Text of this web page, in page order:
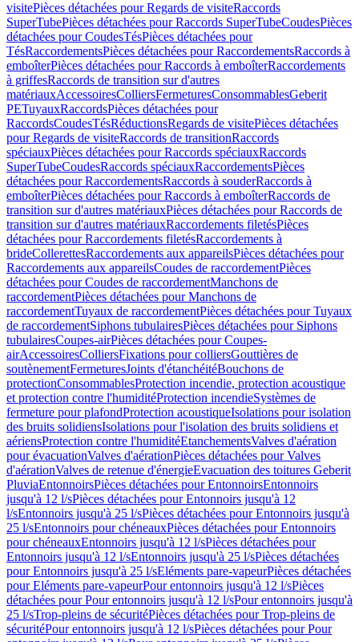
visitePièces détachées pour Regards de visiteRaccords
SuperTubePièces détachées pour Raccords SuperTubeCoudesPièces
détachées pour CoudesTésPièces détachées pour
TésRaccordementsPièces détachées pour RaccordementsRaccords à
emboîterPièces détachées pour Raccords à emboîterRaccordements
à griffesRaccords de transition sur d'autres
matériauxAccessoiresColliersFermeturesConsommablesGeberit
PETuyauxRaccordsPièces détachées pour
RaccordsCoudesTésRéductionsRegards de visitePièces détachées
pour Regards de visiteRaccords de transitionRaccords
spéciauxPièces détachées pour Raccords spéciauxRaccords
SuperTubeCoudesRaccords spéciauxRaccordementsPièces
détachées pour RaccordementsRaccords à souderRaccords à
emboîterPièces détachées pour Raccords à emboîterRaccords de
transition sur d'autres matériauxPièces détachées pour Raccords de
transition sur d'autres matériauxRaccordements filetésPièces
détachées pour Raccordements filetésRaccordements à
brideCollerettesRaccordements aux appareilsPièces détachées pour
Raccordements aux appareilsCoudes de raccordementPièces
détachées pour Coudes de raccordementManchons de
raccordementPièces détachées pour Manchons de
raccordementTuyaux de raccordementPièces détachées pour Tuyaux
de raccordementSiphons tubulairesPièces détachées pour Siphons
tubulairesCoupes-airPièces détachées pour Coupes-
airAccessoiresColliersFixations pour colliersGouttières de
soutènementFermeturesJoints d'étanchéitéBouchons de
protectionConsommablesProtection incendie, protection acoustique
et protection contre l'humiditéProtection incendieSystèmes de
fermeture pour plafondProtection acoustiqueIsolations pour isolation
des bruits solidiensIsolations pour l'isolation des bruits solidiens et
aériensProtection contre l'humiditéEtanchementsValves d'aération
pour évacuationValves d'aérationPièces détachées pour Valves
d'aérationValves de retenue d'énergieEvacuation des toitures Geberit
PluviaEntonnoirsPièces détachées pour EntonnoirsEntonnoirs
jusqu'à 12 l/sPièces détachées pour Entonnoirs jusqu'à 12
l/sEntonnoirs jusqu'à 25 l/sPièces détachées pour Entonnoirs jusqu'à
25 l/sEntonnoirs pour chéneauxPièces détachées pour Entonnoirs
pour chéneauxEntonnoirs jusqu'à 12 l/sPièces détachées pour
Entonnoirs jusqu'à 12 l/sEntonnoirs jusqu'à 25 l/sPièces détachées
pour Entonnoirs jusqu'à 25 l/sEléments pare-vapeurPièces détachées
pour Eléments pare-vapeurPour entonnoirs jusqu'à 12 l/sPièces
détachées pour Pour entonnoirs jusqu'à 12 l/sPour entonnoirs jusqu'à
25 l/sTrop-pleins de sécuritéPièces détachées pour Trop-pleins de
sécuritéPour entonnoirs jusqu'à 12 l/sPièces détachées pour Pour